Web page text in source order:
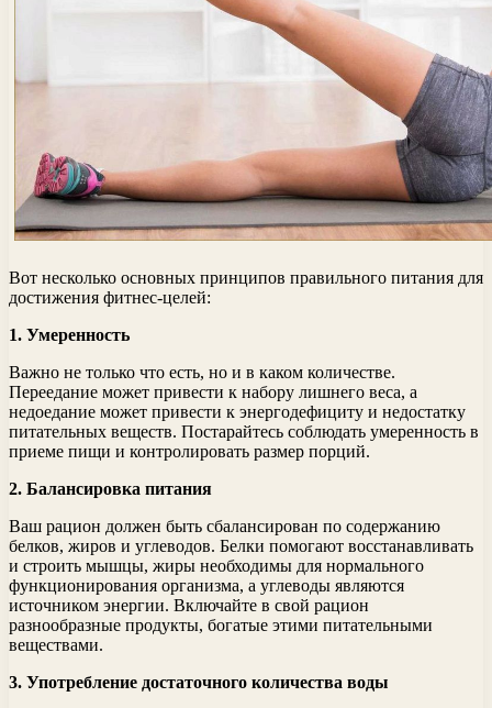
Вот несколько основных принципов правильного питания для
достижения фитнес-целей:
1. Умеренность
Важно не только что есть, но и в каком количестве.
Переедание может привести к набору лишнего веса, а
недоедание может привести к энергодефициту и недостатку
питательных веществ. Постарайтесь соблюдать умеренность в
приеме пищи и контролировать размер порций.
2. Балансировка питания
Ваш рацион должен быть сбалансирован по содержанию
белков, жиров и углеводов. Белки помогают восстанавливать
и строить мышцы, жиры необходимы для нормального
функционирования организма, а углеводы являются
источником энергии. Включайте в свой рацион
разнообразные продукты, богатые этими питательными
веществами.
3. Употребление достаточного количества воды